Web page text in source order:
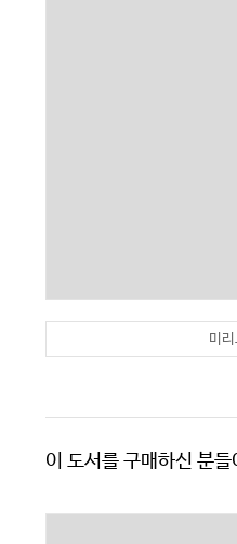
미리
이 도서를 구매하신 분